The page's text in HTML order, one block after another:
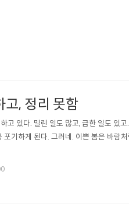
고, 정리 못함
고 있다. 밀린 일도 많고, 급한 일도 있
기하게 된다. 그러네. 이쁜 봄은 바람